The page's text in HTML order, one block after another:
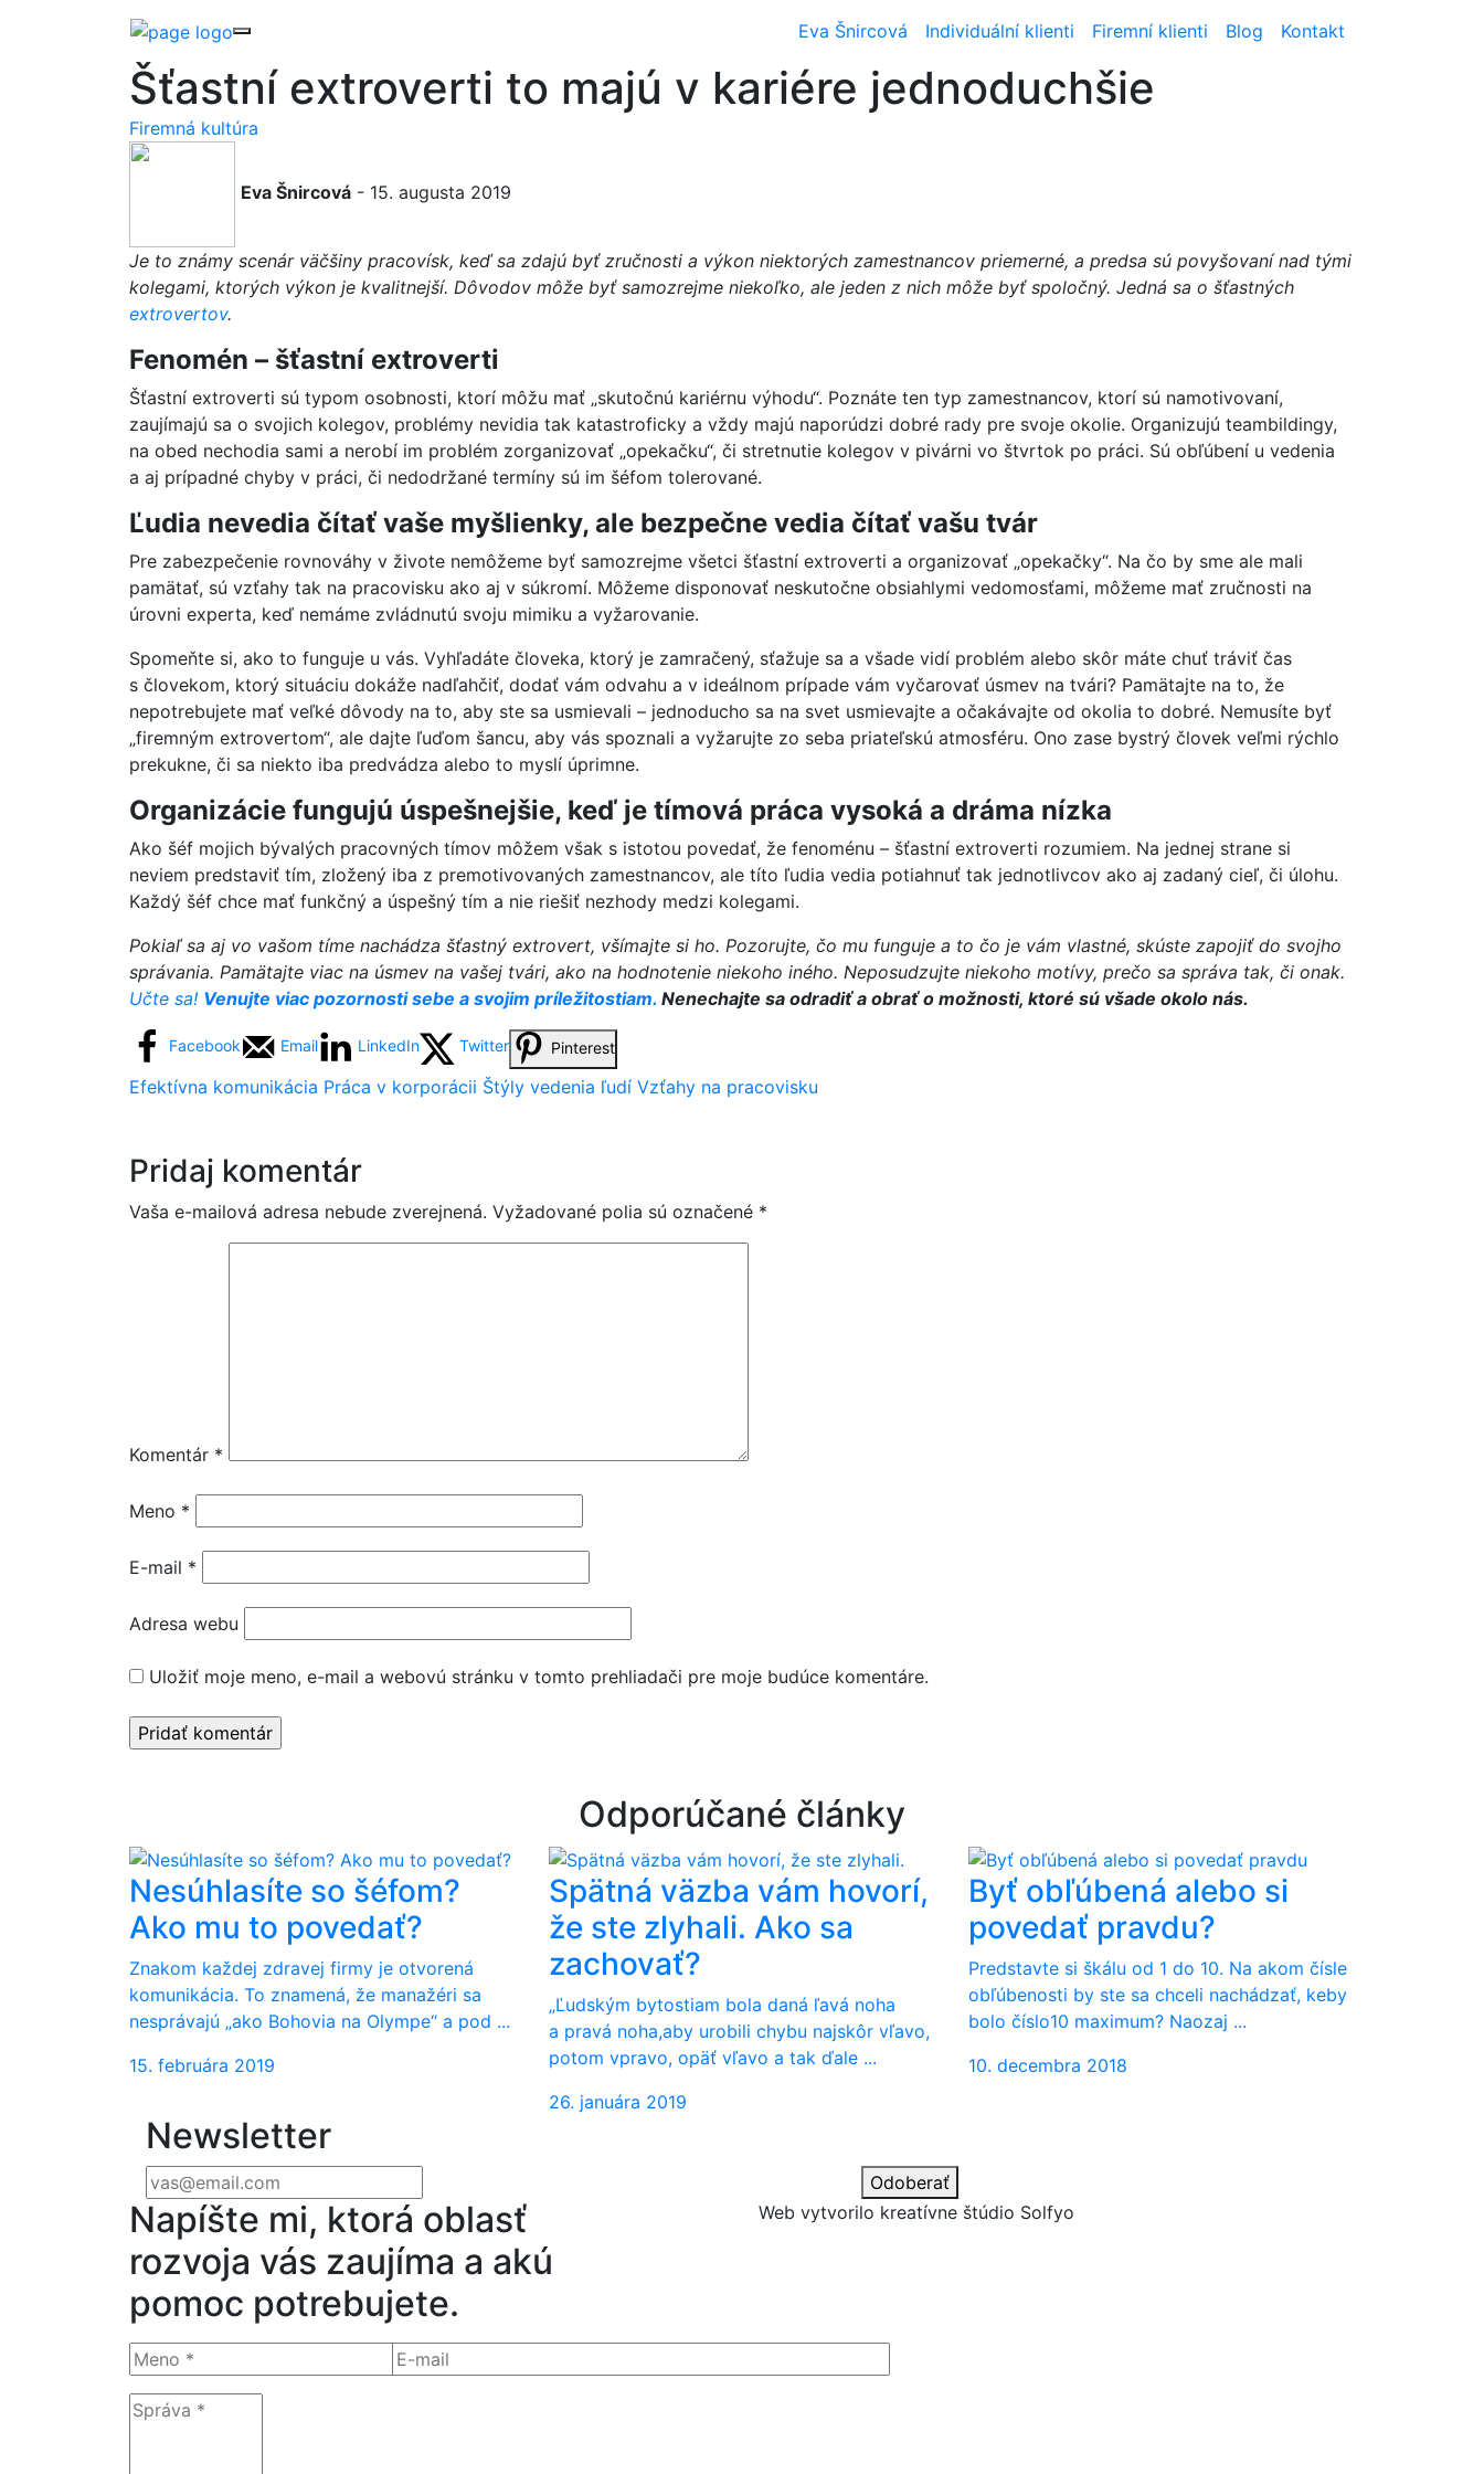
Eva Šnircová Individuální klienti Firemní klienti Blog Kontakt
Šťastní extroverti to majú v kariére jednoduchšie
Firemná kultúra
Eva Šnircová - 15. augusta 2019
Je to známy scenár väčšiny pracovísk, keď sa zdajú byť zručnosti a výkon niektorých zamestnancov priemerné, a predsa sú povyšovaní nad tými
kolegami, ktorých výkon je kvalitnejší. Dôvodov môže byť samozrejme niekoľko, ale jeden z nich môže byť spoločný. Jedná sa o šťastných
extrovertov.
Fenomén – šťastní extroverti
Šťastní extroverti sú typom osobnosti, ktorí môžu mať „skutočnú kariérnu výhodu“. Poznáte ten typ zamestnancov, ktorí sú namotivovaní,
zaujímajú sa o svojich kolegov, problémy nevidia tak katastroficky a vždy majú naporúdzi dobré rady pre svoje okolie. Organizujú teambildingy,
na obed nechodia sami a nerobí im problém zorganizovať „opekačku“, či stretnutie kolegov v pivárni vo štvrtok po práci. Sú obľúbení u vedenia
a aj prípadné chyby v práci, či nedodržané termíny sú im šéfom tolerované.
Ľudia nevedia čítať vaše myšlienky, ale bezpečne vedia čítať vašu tvár
Pre zabezpečenie rovnováhy v živote nemôžeme byť samozrejme všetci šťastní extroverti a organizovať „opekačky“. Na čo by sme ale mali
pamätať, sú vzťahy tak na pracovisku ako aj v súkromí. Môžeme disponovať neskutočne obsiahlymi vedomosťami, môžeme mať zručnosti na
úrovni experta, keď nemáme zvládnutú svoju mimiku a vyžarovanie.
Spomeňte si, ako to funguje u vás. Vyhľadáte človeka, ktorý je zamračený, sťažuje sa a všade vidí problém alebo skôr máte chuť tráviť čas
s človekom, ktorý situáciu dokáže nadľahčiť, dodať vám odvahu a v ideálnom prípade vám vyčarovať úsmev na tvári? Pamätajte na to, že
nepotrebujete mať veľké dôvody na to, aby ste sa usmievali – jednoducho sa na svet usmievajte a očakávajte od okolia to dobré. Nemusíte byť
„firemným extrovertom“, ale dajte ľuďom šancu, aby vás spoznali a vyžarujte zo seba priateľskú atmosféru. Ono zase bystrý človek veľmi rýchlo
prekukne, či sa niekto iba predvádza alebo to myslí úprimne.
Organizácie fungujú úspešnejšie, keď je tímová práca vysoká a dráma nízka
Ako šéf mojich bývalých pracovných tímov môžem však s istotou povedať, že fenoménu – šťastní extroverti rozumiem. Na jednej strane si
neviem predstaviť tím, zložený iba z premotivovaných zamestnancov, ale títo ľudia vedia potiahnuť tak jednotlivcov ako aj zadaný cieľ, či úlohu.
Každý šéf chce mať funkčný a úspešný tím a nie riešiť nezhody medzi kolegami.
Pokiaľ sa aj vo vašom tíme nachádza šťastný extrovert, všímajte si ho. Pozorujte, čo mu funguje a to čo je vám vlastné, skúste zapojiť do svojho
správania. Pamätajte viac na úsmev na vašej tvári, ako na hodnotenie niekoho iného. Neposudzujte niekoho motívy, prečo sa správa tak, či onak.
Učte sa! Venujte viac pozornosti sebe a svojim príležitostiam. Nenechajte sa odradiť a obrať o možnosti, ktoré sú všade okolo nás.
Facebook Email LinkedIn Twitter Pinterest
Efektívna komunikácia Práca v korporácii Štýly vedenia ľudí Vzťahy na pracovisku
Pridaj komentár
Vaša e-mailová adresa nebude zverejnená. Vyžadované polia sú označené *
Komentár *
Meno *
E-mail *
Adresa webu
Uložiť moje meno, e-mail a webovú stránku v tomto prehliadači pre moje budúce komentáre.
Odporúčané články
Nesúhlasíte so šéfom?
Ako mu to povedať?
Znakom každej zdravej firmy je otvorená
komunikácia. To znamená, že manažéri sa
nesprávajú „ako Bohovia na Olympe“ a pod ...
15. februára 2019
Spätná väzba vám hovorí,
že ste zlyhali. Ako sa
zachovať?
„Ľudským bytostiam bola daná ľavá noha
a pravá noha,aby urobili chybu najskôr vľavo,
potom vpravo, opäť vľavo a tak ďale ...
26. januára 2019
Byť obľúbená alebo si
povedať pravdu?
Predstavte si škálu od 1 do 10. Na akom čísle
obľúbenosti by ste sa chceli nachádzať, keby
bolo číslo10 maximum? Naozaj ...
10. decembra 2018
Newsletter
Odoberať
Napíšte mi, ktorá oblasť
rozvoja vás zaujíma a akú
pomoc potrebujete.
Web vytvorilo kreatívne štúdio Solfyo